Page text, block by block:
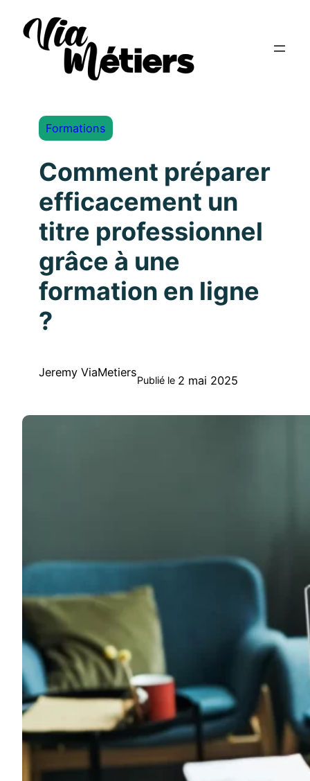
Formations
Comment préparer
efficacement un
titre professionnel
grâce à une
formation en ligne
?
Jeremy ViaMetiers
Publié le 2 mai 2025